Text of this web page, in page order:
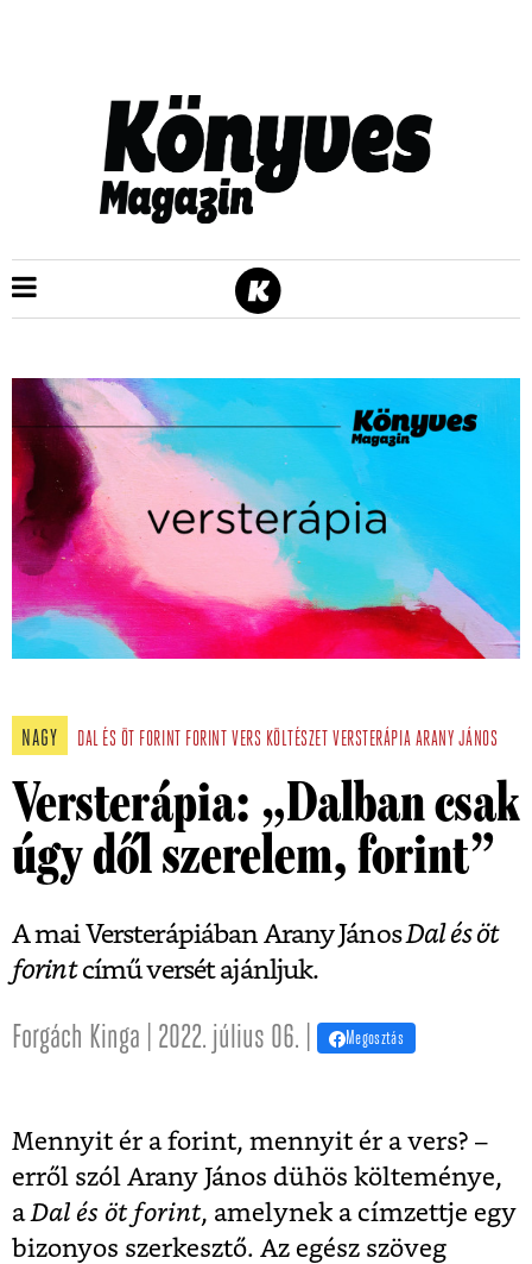
NAGY DAL ÉS ÖT FORINT FORINT VERS KÖLTÉSZET VERSTERÁPIA ARANY JÁNOS
Versterápia: „Dalban csak
úgy dől szerelem, forint”
A mai Versterápiában Arany JánosDal és öt
forintcímű versét ajánljuk.
Forgách Kinga | 2022. július 06. | Megosztás
Mennyit ér a forint, mennyit ér a vers? –
erről szól Arany János dühös költeménye,
aDal és öt forint, amelynek a címzettje egy
bizonyos szerkesztő. Az egész szöveg